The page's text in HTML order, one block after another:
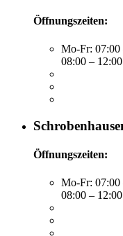
Öffnungszeiten:
Mo-Fr: 07:00
08:00 –
Öffnungszeiten:
Mo-Fr: 07:00
08:00 –